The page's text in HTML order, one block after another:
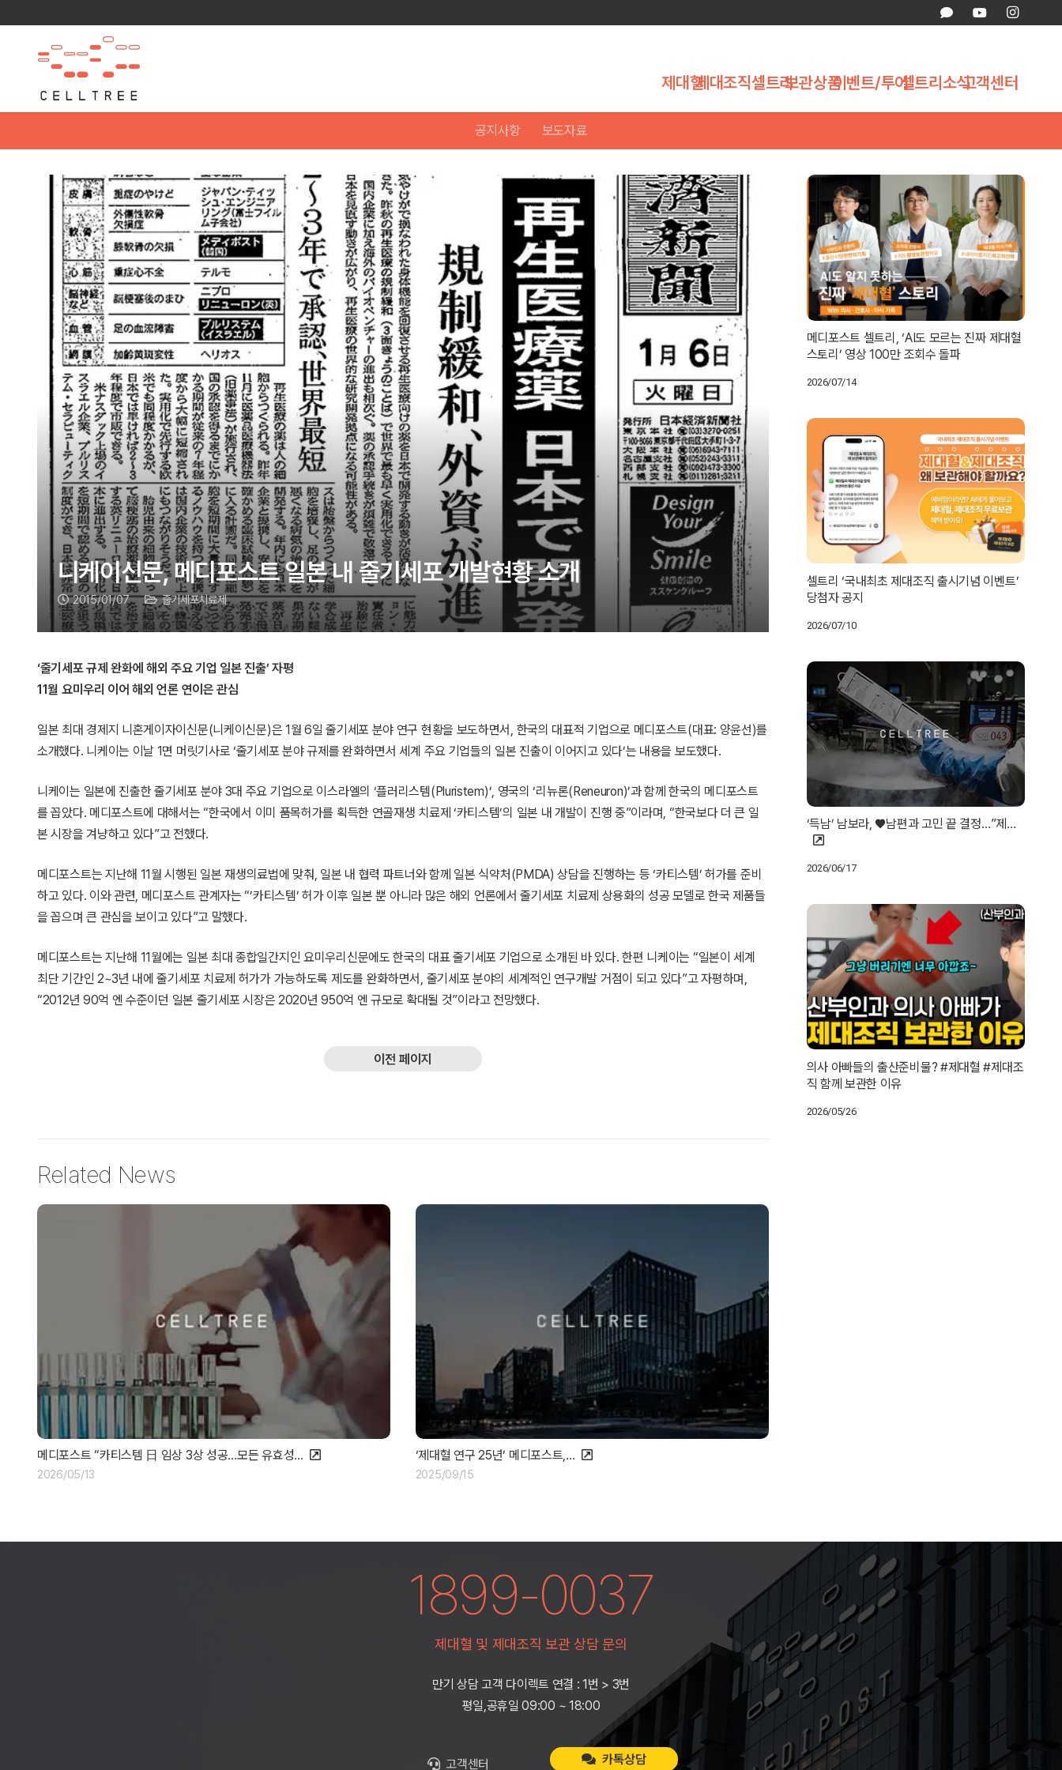
제대혈제대조직셀트리보관상품이벤트/투어셀트리소식고객센터
공지사항 보도자료
니케이신문, 메디포스트 일본 내 줄기세포 개발현황 소개
2015/01/07 줄기세포치료제
‘줄기세포 규제 완화에 해외 주요 기업 일본 진출’ 자평
11월 요미우리 이어 해외 언론 연이은 관심
일본 최대 경제지 니혼게이자이신문(니케이신문)은 1월 6일 줄기세포 분야 연구 현황을 보도하면서, 한국의 대표적 기업으로 메디포스트(대표: 양윤선)를
소개했다. 니케이는 이날 1면 머릿기사로 ‘줄기세포 분야 규제를 완화하면서 세계 주요 기업들의 일본 진출이 이어지고 있다’는 내용을 보도했다.
니케이는 일본에 진출한 줄기세포 분야 3대 주요 기업으로 이스라엘의 ‘플러리스템(Pluristem)’, 영국의 ‘리뉴론(Reneuron)’과 함께 한국의 메디포스트
를 꼽았다. 메디포스트에 대해서는 “한국에서 이미 품목허가를 획득한 연골재생 치료제 ‘카티스템’의 일본 내 개발이 진행 중”이라며, “한국보다 더 큰 일
본 시장을 겨냥하고 있다”고 전했다.
메디포스트는 지난해 11월 시행된 일본 재생의료법에 맞춰, 일본 내 협력 파트너와 함께 일본 식약처(PMDA) 상담을 진행하는 등 ‘카티스템’ 허가를 준비
하고 있다. 이와 관련, 메디포스트 관계자는 “’카티스템’ 허가 이후 일본 뿐 아니라 많은 해외 언론에서 줄기세포 치료제 상용화의 성공 모델로 한국 제품들
을 꼽으며 큰 관심을 보이고 있다”고 말했다.
메디포스트는 지난해 11월에는 일본 최대 종합일간지인 요미우리신문에도 한국의 대표 줄기세포 기업으로 소개된 바 있다. 한편 니케이는 “일본이 세계
최단 기간인 2~3년 내에 줄기세포 치료제 허가가 가능하도록 제도를 완화하면서, 줄기세포 분야의 세계적인 연구개발 거점이 되고 있다”고 자평하며,
“2012년 90억 엔 수준이던 일본 줄기세포 시장은 2020년 950억 엔 규모로 확대될 것”이라고 전망했다.
이전 페이지
Related News
메디포스트 “카티스템 日 임상 3상 성공…모든 유효성…
2026/05/13
‘제대혈 연구 25년’ 메디포스트,…
2025/09/15
메디포스트 셀트리, ‘AI도 모르는 진짜 제대혈
스토리’ 영상 100만 조회수 돌파
2026/07/14
셀트리 ‘국내최초 제대조직 출시기념 이벤트’
당첨자 공지
2026/07/10
‘득남’ 남보라, ♥남편과 고민 끝 결정…”제…
2026/06/17
의사 아빠들의 출산준비물? #제대혈 #제대조
직 함께 보관한 이유
2026/05/26
1899-0037
제대혈 및 제대조직 보관 상담 문의
만기 상담 고객 다이렉트 연결 : 1번 > 3번
평일,공휴일 09:00 ~ 18:00
고객센터 카톡상담